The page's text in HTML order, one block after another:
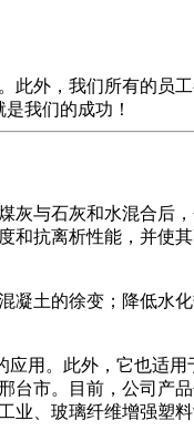
外，我们所有的员
我们的成功！
与石灰和水混合后
抗离析性能，并使其
土的徐变；降低水
用。此外，它也适用
市。目前，公司产
、玻璃纤维增​​强塑料